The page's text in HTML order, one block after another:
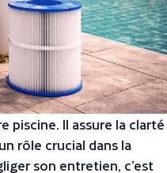
piscine. Il assure la clarté
rôle crucial dans la
son entretien, c’est